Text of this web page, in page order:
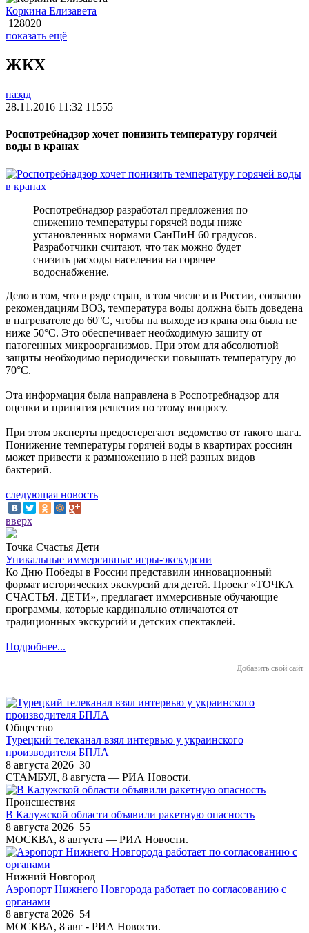
Коркина Елизавета
128020
показать ещё
ЖКХ
назад
28.11.2016 11:32 11555
Роспотребнадзор хочет понизить температуру горячей
воды в кранах
Роспотребнадзор разработал предложения по
снижению температуры горячей воды ниже
установленных нормами СанПиН 60 градусов.
Разработчики считают, что так можно будет
снизить расходы населения на горячее
водоснабжение.
Дело в том, что в ряде стран, в том числе и в России, согласно
рекомендациям ВОЗ, температура воды должна быть доведена
в нагревателе до 60°С, чтобы на выходе из крана она была не
ниже 50°С. Это обеспечивает необходимую защиту от
патогенных микроорганизмов. При этом для абсолютной
защиты необходимо периодически повышать температуру до
70°С.
Эта информация была направлена в Роспотребнадзор для
оценки и принятия решения по этому вопросу.
При этом эксперты предостерегают ведомство от такого шага.
Понижение температуры горячей воды в квартирах россиян
может привести к размножению в ней разных видов
бактерий.
следующая новость
вверх
Точка Счастья Дети
Уникальные иммерсивные игры-экскурсии
Ко Дню Победы в России представили инновационный
формат исторических экскурсий для детей. Проект «ТОЧКА
СЧАСТЬЯ. ДЕТИ», предлагает иммерсивные обучающие
программы, которые кардинально отличаются от
традиционных экскурсий и детских спектаклей.
Подробнее...
Добавить свой сайт
Общество
Турецкий телеканал взял интервью у украинского
производителя БПЛА
8 августа 2026 30
СТАМБУЛ, 8 августа — РИА Новости.
Происшествия
В Калужской области объявили ракетную опасность
8 августа 2026 55
МОСКВА, 8 августа — РИА Новости.
Нижний Новгород
Аэропорт Нижнего Новгорода работает по согласованию с
органами
8 августа 2026 54
МОСКВА, 8 авг - РИА Новости.